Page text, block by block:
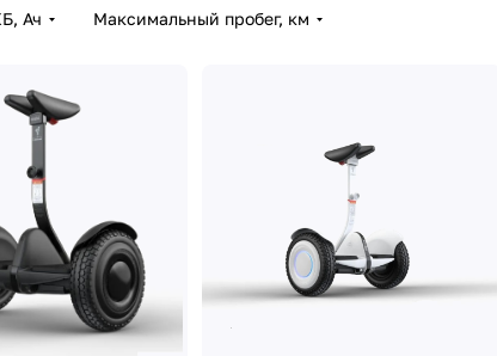
Ач Максимальный пробег, км